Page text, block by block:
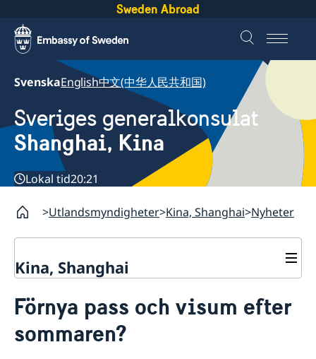
Sweden Abroad
SvenskaEnglish中文(中华人民共和国)
Sveriges generalkonsulat
Shanghai, Kina
Lokal tid20:21
Utlandsmyndigheter Kina, Shanghai Nyheter
Kina, Shanghai
generalkonsulatet
Rösta i Shanghai
Pass och ID-kort
Nyheter
Om generalkonsulatet
Förnya pass och visum efter
sommaren?